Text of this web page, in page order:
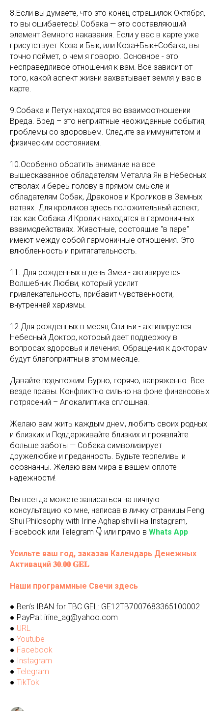
8.Если вы думаете, что это конец страшилок Октября,
то вы ошибаетесь! Собака — это составляющий
элемент Земного наказания. Если у вас в карте уже
присутствует Коза и Бык, или Коза+Бык+Собака, вы
точно поймет, о чем я говорю. Основное - это
несправедливое отношения к вам. Все зависит от
того, какой аспект жизни захватывает земля у вас в
карте.
9.Собака и Петух находятся во взаимоотношении
Вреда. Вред – это неприятные неожиданные события,
проблемы со здоровьем. Следите за иммунитетом и
физическим состоянием.
10.Особенно обратить внимание на все
вышесказанное обладателям Металла Ян в Небесных
стволах и береь голову в прямом смысле и
обладателям Собак, Драконов и Кроликов в Земных
ветвях. Для кроликов здесь положительный аспект,
так как Собака И Кролик находятся в гармоничных
взаимодействиях. Животные, состоящие "в паре"
имеют между собой гармоничные отношения. Это
влюбленность и притягательность.
11. Для рожденных в день Змеи - активируется
Волшебник Любви, который усилит
привлекательность, прибавит чувственности,
внутренней харизмы.
12.Для рожденных в месяц Свиньи - активируется
Небесный Доктор, который дает поддержку в
вопросах здоровья и лечения. Обращения к докторам
будут благоприятны в этом месяце.
Давайте подытожим: Бурно, горячо, напряженно. Все
везде правы. Конфликтно сильно на фоне финансовых
потрясений – Апокалиптика сплошная.
Желаю вам жить каждым днем, любить своих родных
и близких и Поддерживайте близких и проявляйте
больше заботы — Собака символизирует
дружелюбие и преданность. Будьте терпеливы и
осознанны. Желаю вам мира в вашем оплоте
надежности!
Вы всегда можете записаться на личную
консультацию ко мне, написав в личку страницы Feng
Shui Philosophy with Irine Aghapishvili на Instagram,
Facebook или Telegram 👇 или прямо в Whats App
Усильте ваш год, заказав Календарь Денежных
Активаций 𝟑𝟎.𝟎𝟎 𝐆𝐄𝐋
Наши программные Свечи здесь
● Ben’s IBAN for TBC GEL: GE12TB7007683365100002
● PayPal: irine_ag@yahoo.com
● URL
● Youtube
● Facebook
● Instagram
● Telegram
● TikTok